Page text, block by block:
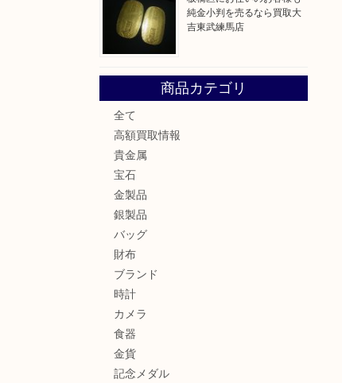
純金小判を売るなら買取大
吉東武練馬店
商品カテゴリ
全て
高額買取情報
貴金属
宝石
金製品
銀製品
バッグ
財布
ブランド
時計
カメラ
食器
金貨
記念メダル